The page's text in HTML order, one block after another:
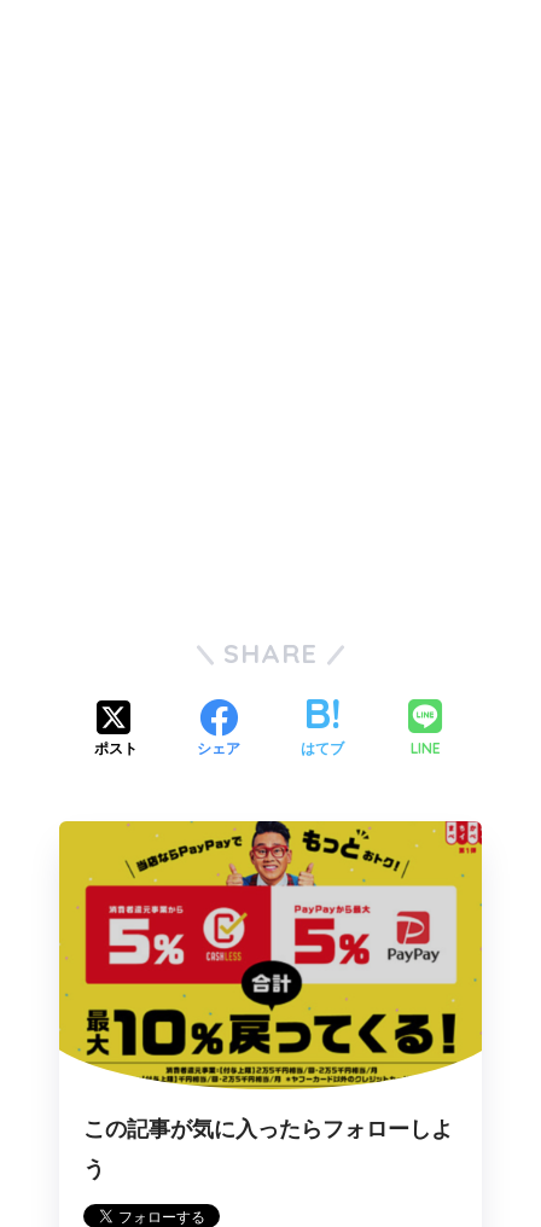
SHARE
ポスト シェア はてブ LINE
この記事が気に入ったらフォローしよ
う